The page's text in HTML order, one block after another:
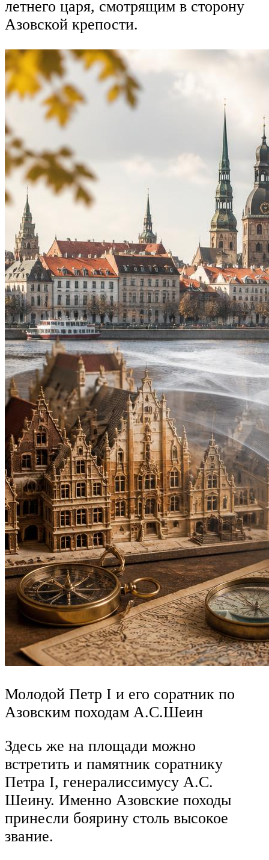
летнего царя, смотрящим в сторону
Азовской крепости.
Молодой Петр I и его соратник по
Азовским походам А.С.Шеин
Здесь же на площади можно
встретить и памятник соратнику
Петра I, генералиссимусу А.С.
Шеину. Именно Азовские походы
принесли боярину столь высокое
звание.